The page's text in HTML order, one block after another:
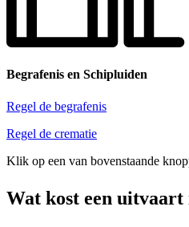
Begrafenis en Schipluiden
Regel de begrafenis
Regel de crematie
Klik op een van bovenstaande
Wat kost een